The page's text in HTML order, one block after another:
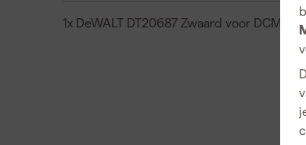
1x DeWALT DT20687 Zwaard voor